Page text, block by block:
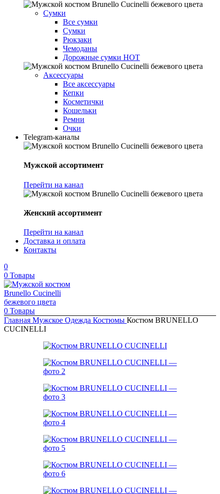
Сумки
Все сумки
Сумки
Рюкзаки
Чемоданы
Дорожные сумки HOT
Аксессуары
Все аксессуары
Кепки
Косметички
Кошельки
Ремни
Очки
Telegram-каналы
Мужской ассортимент
Перейти на канал
Женский ассортимент
Перейти на канал
Доставка и оплата
Контакты
0
0 Товары
0 Товары
Главная Мужское Одежда Костюмы Костюм BRUNELLO
CUCINELLI